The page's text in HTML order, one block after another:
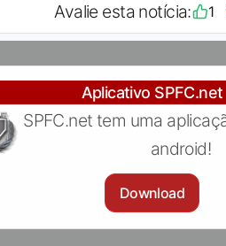
Avalie esta notícia: 1
Aplicativo SPFC.net
SPFC.net tem uma
android!
Download